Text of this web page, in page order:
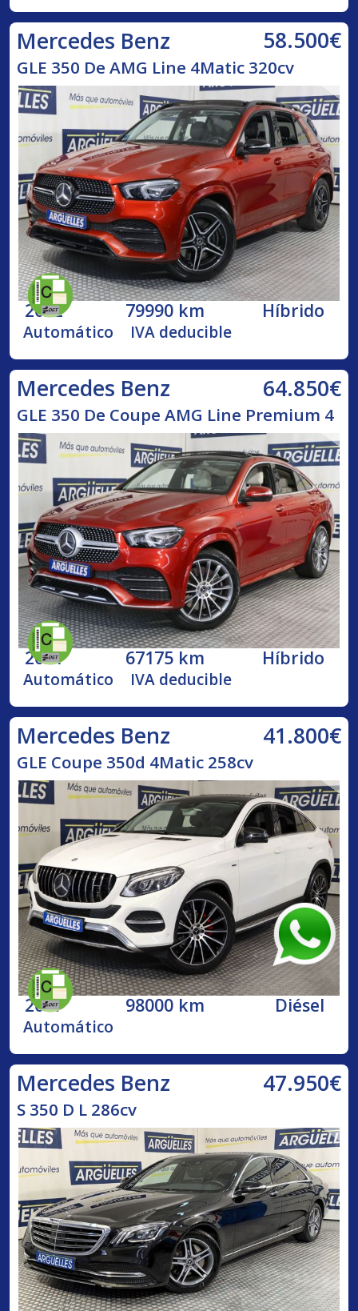
Mercedes Benz 58.500€
GLE 350 De AMG Line 4Matic 320cv
2022 79990 km Híbrido
Automático IVA deducible
Mercedes Benz 64.850€
GLE 350 De Coupe AMG Line Premium 4
2021 67175 km Híbrido
Automático IVA deducible
Mercedes Benz 41.800€
GLE Coupe 350d 4Matic 258cv
2017 98000 km Diésel
Automático
Mercedes Benz 47.950€
S 350 D L 286cv